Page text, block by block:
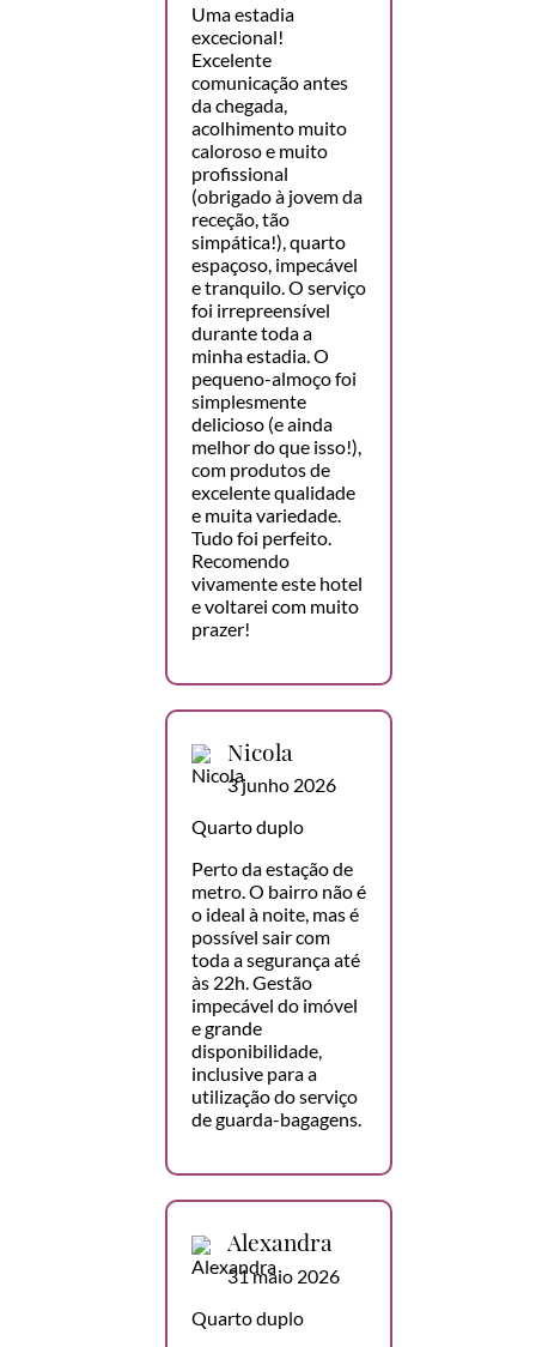
Uma estadia
excecional!
Excelente
comunicação antes
da chegada,
acolhimento muito
caloroso e muito
profissional
(obrigado à jovem da
receção, tão
simpática!), quarto
espaçoso, impecável
e tranquilo. O serviço
foi irrepreensível
durante toda a
minha estadia. O
pequeno-almoço foi
simplesmente
delicioso (e ainda
melhor do que isso!),
com produtos de
excelente qualidade
e muita variedade.
Tudo foi perfeito.
Recomendo
vivamente este hotel
e voltarei com muito
prazer!
Nicola
3 junho 2026
Quarto duplo
Perto da estação de
metro. O bairro não é
o ideal à noite, mas é
possível sair com
toda a segurança até
às 22h. Gestão
impecável do imóvel
e grande
disponibilidade,
inclusive para a
utilização do serviço
de guarda-bagagens.
Alexandra
31 maio 2026
Quarto duplo